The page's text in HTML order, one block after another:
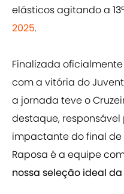
elásticos agitando a
2025.
Finalizada
com a vitória do
a jornada teve o
destaque,
impactante do final de
Raposa é a equipe
nossa seleção ideal da